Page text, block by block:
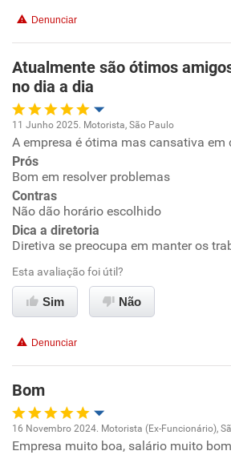
Não recomenda a diretoria
Denunciar
Atualmente são ótimos
no dia a dia
Oportunidade de promoção
Ambiente de trabalho
Conciliação com a vida familiar
Recomenda esta empresa
11 Junho 2025. Motorista, São Paulo
A empresa é ótima mas cansativa em
Prós
Bom em resolver problemas
Contras
Não dão horário escolhido
Dica a diretoria
Diretiva se preocupa em manter os
Esta avaliação foi útil?
Sim Não
Denunciar
Bom
Oportunidade de promoção
16 Novembro 2024. Motorista (Ex-Funcionário),
Empresa muito boa, salário muito